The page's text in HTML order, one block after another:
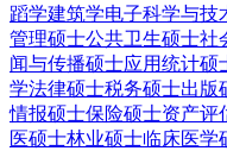
蹈学建筑学电子科学与技
管理硕士公共卫生硕士社
闻与传播硕士应用统计硕
学法律硕士税务硕士出版
情报硕士保险硕士资产评
医硕士林业硕士临床医学